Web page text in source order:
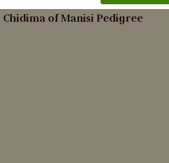
Chidima of Manisi Pedigree